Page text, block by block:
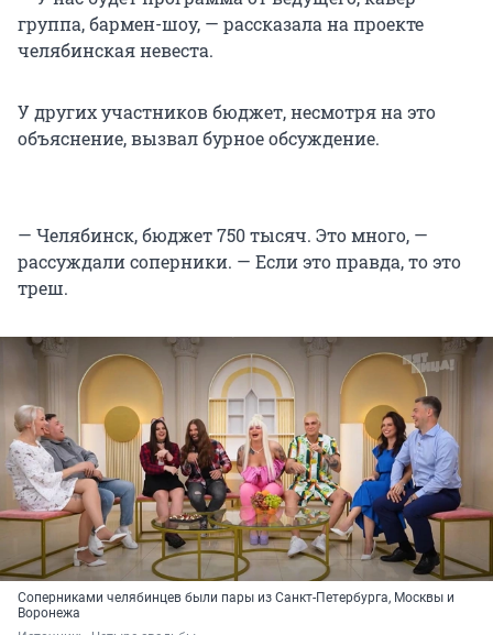
группа, бармен-шоу, — рассказала на проекте
челябинская невеста.
У других участников бюджет, несмотря на это
объяснение, вызвал бурное обсуждение.
— Челябинск, бюджет 750 тысяч. Это много, —
рассуждали соперники. — Если это правда, то это
треш.
Соперниками челябинцев были пары из Санкт-Петербурга, Москвы и
Воронежа